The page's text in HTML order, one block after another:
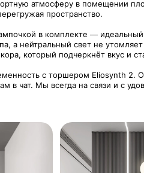
атмосферу в помещении
пространство.
в комплекте —
а нейтральный свет не
который подчеркнёт вкус и
с торшером Eliosynth 2.
в чат. Мы всегда на связи и с